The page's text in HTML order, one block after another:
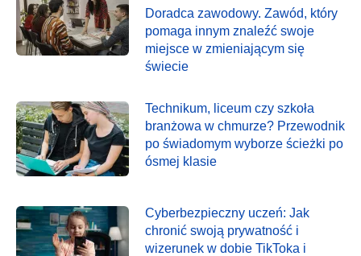
Doradca zawodowy. Zawód, który
pomaga innym znaleźć swoje
miejsce w zmieniającym się
świecie
Technikum, liceum czy szkoła
branżowa w chmurze? Przewodnik
po świadomym wyborze ścieżki po
ósmej klasie
Cyberbezpieczny uczeń: Jak
chronić swoją prywatność i
wizerunek w dobie TikToka i